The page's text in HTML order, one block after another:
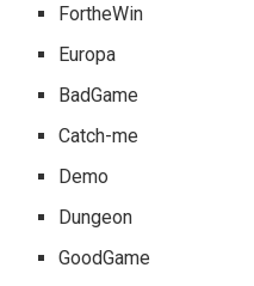
FortheWin
Europa
BadGame
Catch-me
Demo
Dungeon
GoodGame